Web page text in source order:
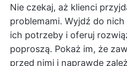
Nie czekaj, aż klienci
problemami. Wyjdź do
ich potrzeby i oferuj
poproszą. Pokaż im, że
przed nimi i naprawdę